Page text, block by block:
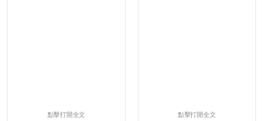
點擊打開全文 點擊打開全文